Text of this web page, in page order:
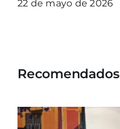
22 de mayo de 2026
Recomendados